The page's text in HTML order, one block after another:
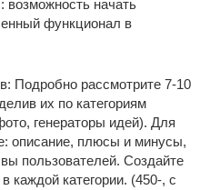
начать
функционал в
Подробно рассмотрите 7-10
их по категориям
генераторы идей). Для
описание, плюсы и минусы,
пользователей. Создайте
каждой категории. (450-, с